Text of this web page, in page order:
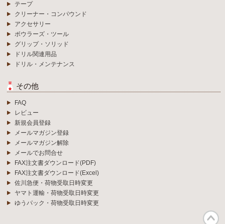
テープ
クリーナー・コンパウンド
アクセサリー
ボウラーズ・ツール
グリップ・ソリッド
ドリル関連用品
ドリル・メンテナンス
その他
FAQ
レビュー
新規会員登録
メールマガジン登録
メールマガジン解除
メールでお問合せ
FAX注文書ダウンロード(PDF)
FAX注文書ダウンロード(Excel)
佐川急便・荷物受取日時変更
ヤマト運輸・荷物受取日時変更
ゆうパック・荷物受取日時変更